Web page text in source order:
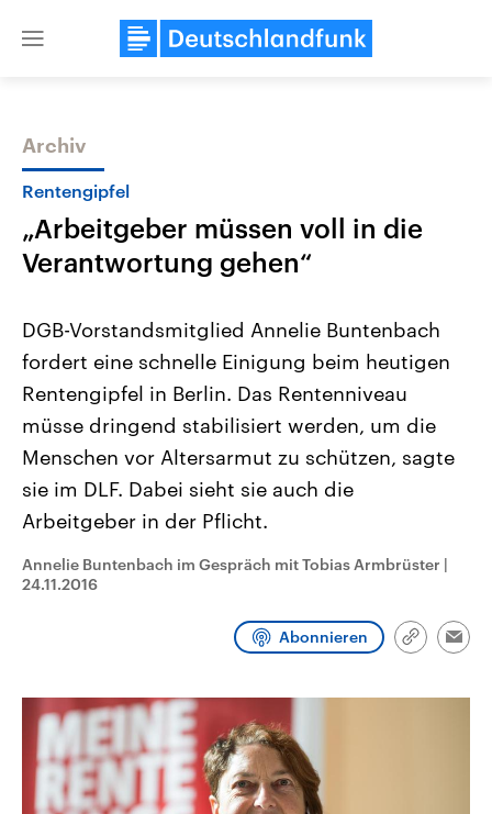
Close
Themen
Landtagswahl Sachsen-Anhalt
2026
Alle Informationen
Sachsen-Anhalt wählt am 6.
September 2026 einen neuen
Landtag. Seit 2021 wird das
Bundesland von einer Koalition aus
Umfragen, Prognosen,
und Hintergründe zu den Parteien
und Kandidaten der anstehenden
Wahl.
Aktuelle Beiträge,
Hintergründe
Wirtschaftlich und
gehören die Vereinigten
den mächtigsten Ländern
mit großem Einfluss auf
Sendungen Programm Podcasts
Archiv
Rentengipfel
„Arbeitgeber müssen voll in die
Verantwortung gehen“
DGB-Vorstandsmitglied Annelie Buntenbach
fordert eine schnelle Einigung beim heutigen
Rentengipfel in Berlin. Das Rentenniveau
müsse dringend stabilisiert werden, um die
Menschen vor Altersarmut zu schützen, sagte
sie im DLF. Dabei sieht sie auch die
Arbeitgeber in der Pflicht.
Annelie Buntenbach im Gespräch mit Tobias Armbrüster |
24.11.2016
Abonnieren
Link